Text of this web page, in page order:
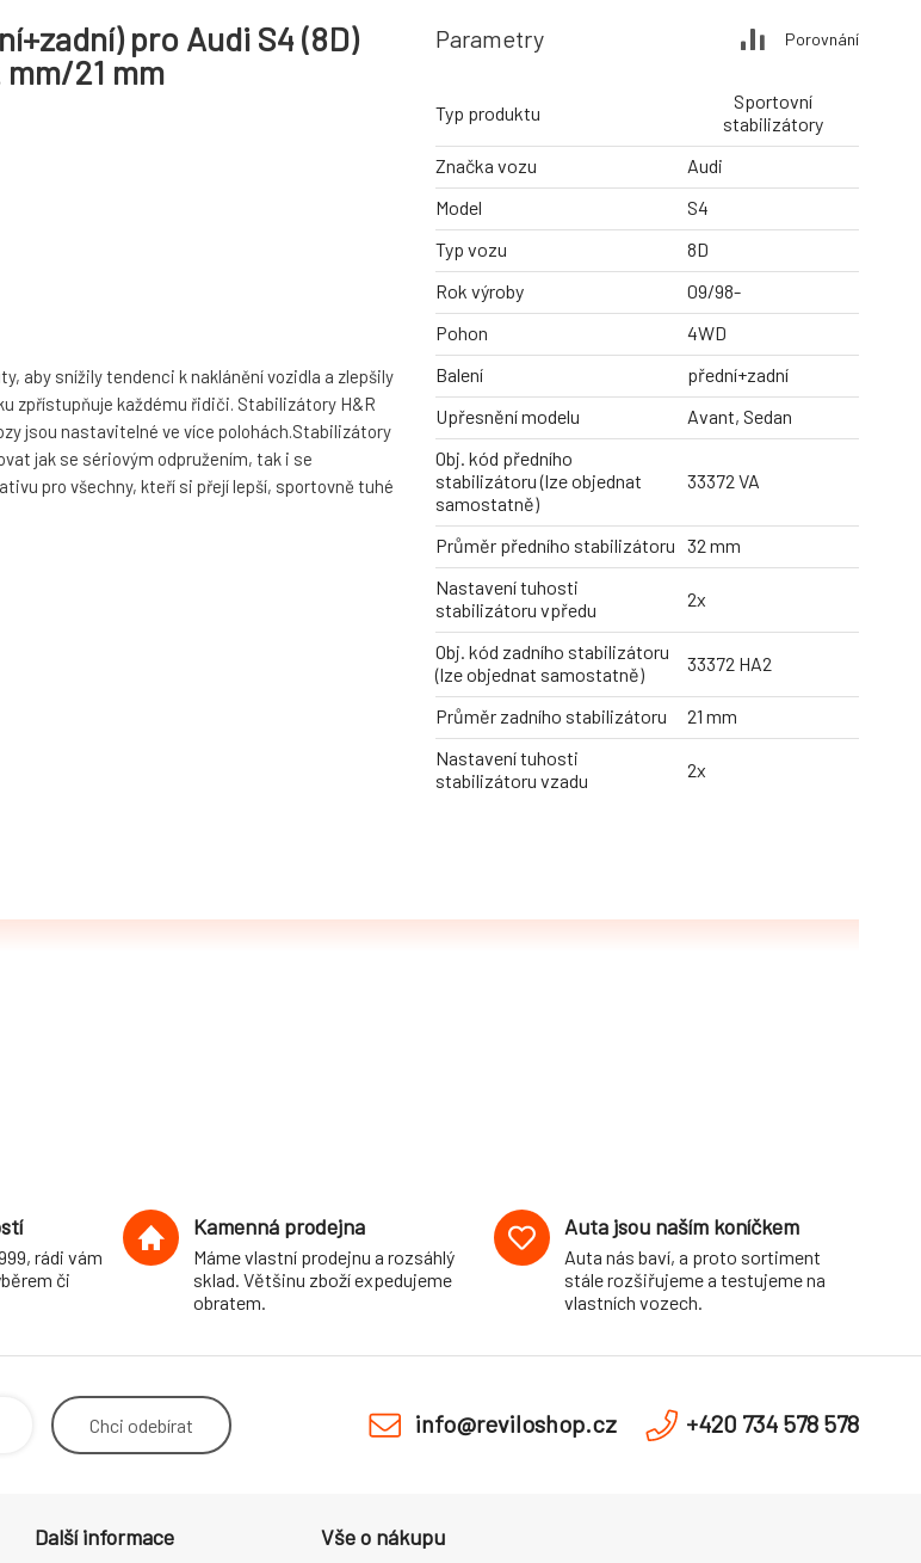
pro Audi S4 (8D)
21 mm
aby snížily tendenci k naklánění vozidla a zlepšily
zpřístupňuje každému řidiči. Stabilizátory H&R
jsou nastavitelné ve více polohách.Stabilizátory
jak se sériovým odpružením, tak i se
pro všechny, kteří si přejí lepší, sportovně tuhé
Parametry Porovnání
Typ produktu
Sportovní
stabilizátory
Značka vozu
Audi
Model
S4
Typ vozu
8D
Rok výroby
09/98-
Pohon
4WD
Balení
přední+zadní
Upřesnění modelu
Avant, Sedan
Obj. kód předního
stabilizátoru (lze objednat
samostatně)
33372 VA
Průměr předního stabilizátoru 32 mm
Nastavení tuhosti
stabilizátoru vpředu
2x
Obj. kód zadního stabilizátoru
(lze objednat samostatně)
33372 HA2
Průměr zadního stabilizátoru
21 mm
Nastavení tuhosti
stabilizátoru vzadu
2x
rádi vám
či
Kamenná prodejna
Máme vlastní prodejnu a rozsáhlý
sklad. Většinu zboží expedujeme
obratem.
Auta jsou naším koníčkem
Auta nás baví, a proto sortiment
stále rozšiřujeme a testujeme na
vlastních vozech.
Chci odebírat info@reviloshop.cz +420 734 578 578
Další informace Vše o nákupu